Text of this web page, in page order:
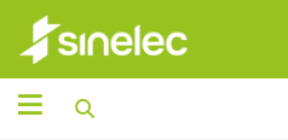
Saltar
contenido
Saltar
menú
de
navegación